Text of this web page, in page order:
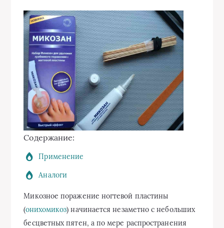
Содержание:
Применение
Аналоги
Микозное поражение ногтевой пластины
(онихомикоз) начинается незаметно с небольших
бесцветных пятен, а по мере распространения